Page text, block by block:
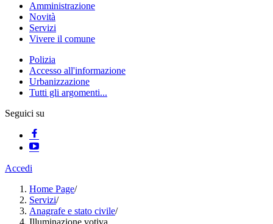
Amministrazione
Novità
Servizi
Vivere il comune
Polizia
Accesso all'informazione
Urbanizzazione
Tutti gli argomenti...
Seguici su
Accedi
Home Page/
Servizi/
Anagrafe e stato civile/
Illuminazione votiva